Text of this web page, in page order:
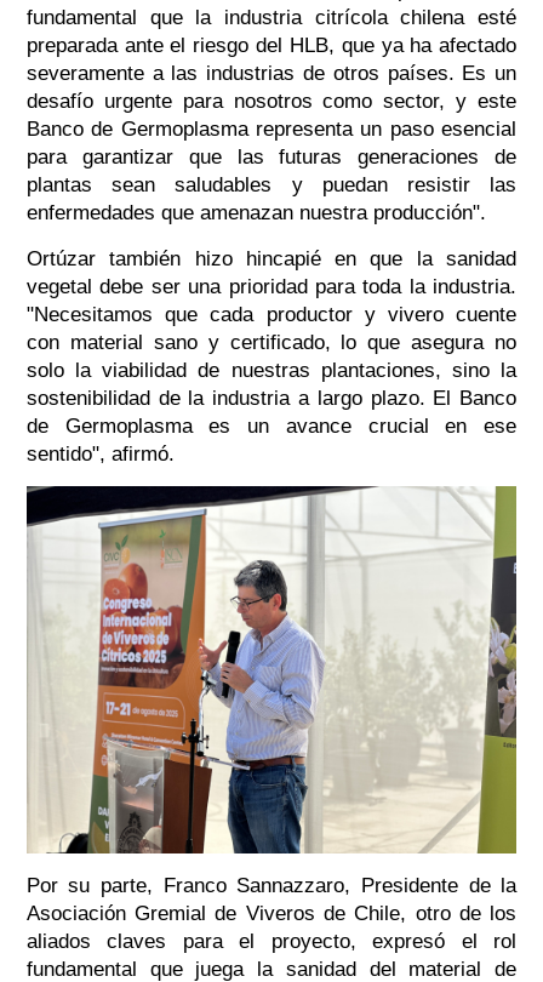
fundamental que la industria citrícola chilena esté
preparada ante el riesgo del HLB, que ya ha afectado
severamente a las industrias de otros países. Es un
desafío urgente para nosotros como sector, y este
Banco de Germoplasma representa un paso esencial
para garantizar que las futuras generaciones de
plantas sean saludables y puedan resistir las
enfermedades que amenazan nuestra producción".
Ortúzar también hizo hincapié en que la sanidad
vegetal debe ser una prioridad para toda la industria.
"Necesitamos que cada productor y vivero cuente
con material sano y certificado, lo que asegura no
solo la viabilidad de nuestras plantaciones, sino la
sostenibilidad de la industria a largo plazo. El Banco
de Germoplasma es un avance crucial en ese
sentido", afirmó.
Por su parte, Franco Sannazzaro, Presidente de la
Asociación Gremial de Viveros de Chile, otro de los
aliados claves para el proyecto, expresó el rol
fundamental que juega la sanidad del material de